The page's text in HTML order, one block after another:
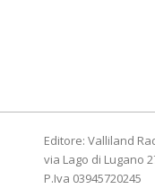
Editore: Valliland
via Lago di Lugano
P.Iva 03945720245